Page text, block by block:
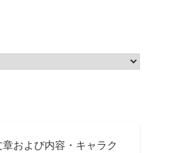
および内容・キャラク